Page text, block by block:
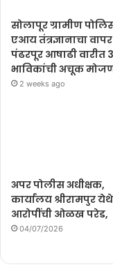
सोलापूर ग्रामीण
एआय तंत्रज्ञानाचा
पंढरपूर आषाढी वारीत
भाविकांची अचूक
2 weeks ago
अपर पोलीस अधीक्षक,
कार्यालय श्रीरामपुर येथे
आरोपींची ओळख परेड,
04/07/2026